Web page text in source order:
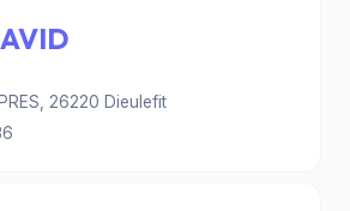
26220 Dieulefit